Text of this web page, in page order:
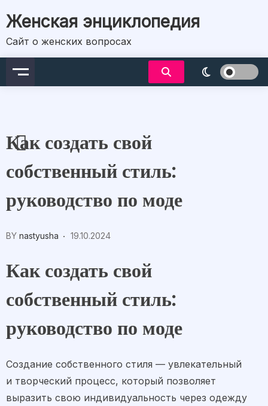
to
content
Женская энциклопедия
Сайт о женских вопросах
Как создать свой
собственный стиль:
руководство по моде
BY nastyusha 19.10.2024
Как создать свой
собственный стиль:
руководство по моде
Создание собственного стиля — увлекательный
и творческий процесс, который позволяет
выразить свою индивидуальность через одежду